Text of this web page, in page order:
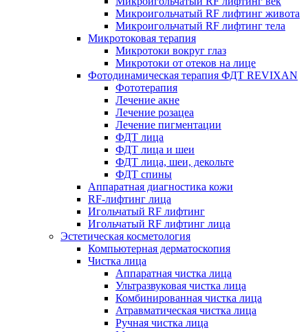
Микроигольчатый RF лифтинг живота
Микроигольчатый RF лифтинг тела
Микротоковая терапия
Микротоки вокруг глаз
Микротоки от отеков на лице
Фотодинамическая терапия ФДТ REVIXAN
Фототерапия
Лечение акне
Лечение розацеа
Лечение пигментации
ФДТ лица
ФДТ лица и шеи
ФДТ лица, шеи, декольте
ФДТ спины
Аппаратная диагностика кожи
RF-лифтинг лица
Игольчатый RF лифтинг
Игольчатый RF лифтинг лица
Эстетическая косметология
Компьютерная дерматоскопия
Чистка лица
Аппаратная чистка лица
Ультразвуковая чистка лица
Комбинированная чистка лица
Атравматическая чистка лица
Ручная чистка лица